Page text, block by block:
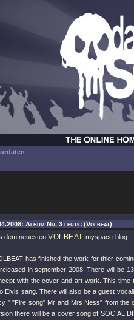
Album Nr. 3 fertig (Volbeat)
dem neuesten VOLBEAT-myspace-blog:
has finished the work for thier
in september 2008. There will be
with the cover and art work. This
Elvis sang. There will also be a guest
" "Fire song" Mr and Mrs Ness" from the
there will be a cover song of SOCIAL